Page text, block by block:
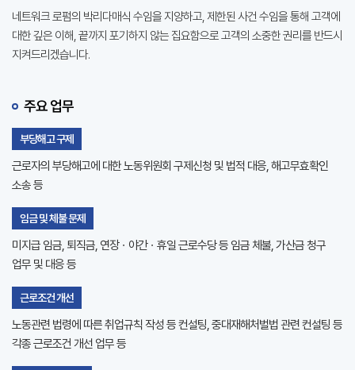
네트워크 로펌의 박리다매식 수임을 지양하고, 제한된 사건 수임을 통해 고객에
대한 깊은 이해, 끝까지 포기하지 않는 집요함으로 고객의 소중한 권리를 반드시
지켜드리겠습니다.
주요 업무
부당해고 구제
근로자의 부당해고에 대한 노동위원회 구제신청 및 법적 대응, 해고무효확인
소송 등
임금 및 체불 문제
미지급 임금, 퇴직금, 연장ㆍ야간ㆍ휴일 근로수당 등 임금 체불, 가산금 청구
업무 및 대응 등
근로조건 개선
노동관련 법령에 따른 취업규칙 작성 등 컨설팅, 중대재해처벌법 관련 컨설팅 등
각종 근로조건 개선 업무 등